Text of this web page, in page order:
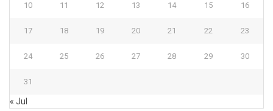
10 11 12 13 14 15 16
17 18 19 20 21 22 23
24 25 26 27 28 29 30
31
« Jul